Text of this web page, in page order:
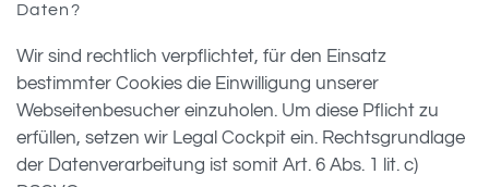
Daten?
Wir sind rechtlich verpflichtet, für den Einsatz
bestimmter Cookies die Einwilligung unserer
Webseitenbesucher einzuholen. Um diese Pflicht zu
erfüllen, setzen wir Legal Cockpit ein. Rechtsgrundlage
der Datenverarbeitung ist somit Art. 6 Abs. 1 lit. c)